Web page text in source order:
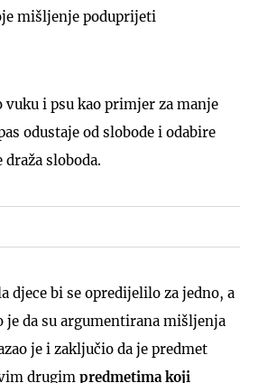
mišljenje poduprijeti
vuku i psu kao primjer za manje
odustaje od slobode i odabire
sloboda.
djece bi se opredijelilo za jedno, a
je da su argumentirana mišljenja
je i zaključio da je predmet
drugim predmetima koji